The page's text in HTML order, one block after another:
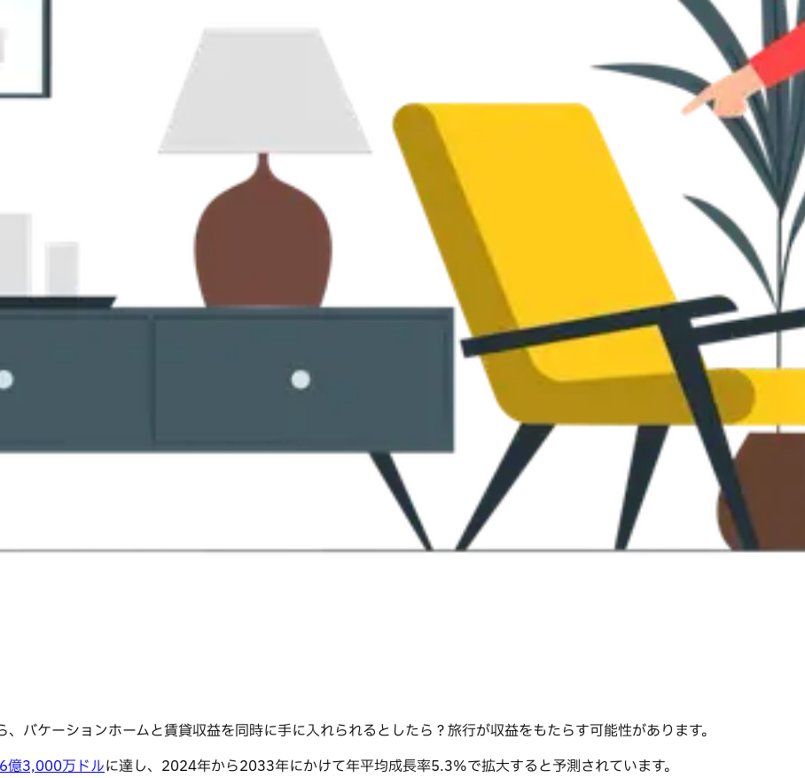
バケーションホームと賃貸収益を同時に手に入れられるとしたら？旅行が収益をもたらす可能性があります。
億3,000万ドルに達し、2024年から2033年にかけて年平均成長率5.3%で拡大すると予測されています。